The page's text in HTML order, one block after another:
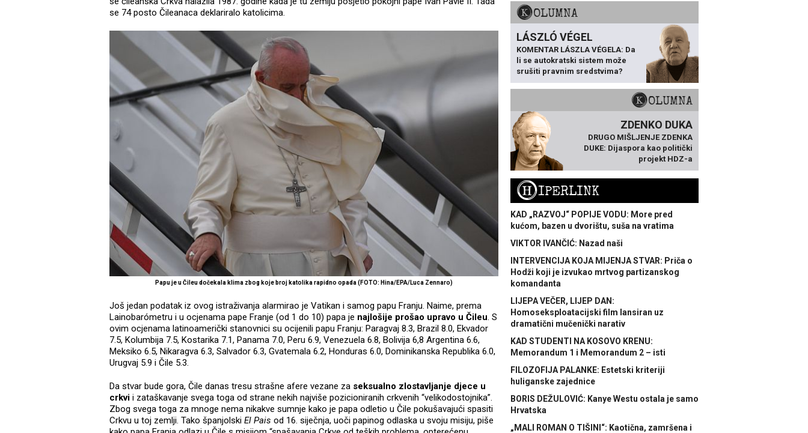
se 74 posto Čileanaca deklariralo katolicima.
Papu je u Čileu dočekala klima zbog koje broj katolika rapidno opada (FOTO: Hina/EPA/Luca Zennaro)
Još jedan podatak iz ovog istraživanja alarmirao je Vatikan i samog papu Franju. Naime, prema
Lainobarómetru i u ocjenama pape Franje (od 1 do 10) papa je najlošije prošao upravo u Čileu. S
ovim ocjenama latinoamerički stanovnici su ocijenili papu Franju: Paragvaj 8.3, Brazil 8.0, Ekvador
7.5, Kolumbija 7.5, Kostarika 7.1, Panama 7.0, Peru 6.9, Venezuela 6.8, Bolivija 6,8 Argentina 6.6,
Meksiko 6.5, Nikaragva 6.3, Salvador 6.3, Gvatemala 6.2, Honduras 6.0, Dominikanska Republika 6.0,
Urugvaj 5.9 i Čile 5.3.
Da stvar bude gora, Čile danas tresu strašne afere vezane za seksualno zlostavljanje djece u
crkvi i zataškavanje svega toga od strane nekih najviše pozicioniranih crkvenih “velikodostojnika”.
Zbog svega toga za mnoge nema nikakve sumnje kako je papa odletio u Čile pokušavajući spasiti
Crkvu u toj zemlji. Tako španjolski El Pais od 16. siječnja, uoči papinog odlaska u svoju misiju, piše
KOLUMNA
LÁSZLÓ VÉGEL
KOMENTAR LÁSZLA VÉGELA: Da
li se autokratski sistem može
srušiti pravnim sredstvima?
KOLUMNA
ZDENKO DUKA
DRUGO MIŠLJENJE ZDENKA
DUKE: Dijaspora kao politički
projekt HDZ-a
HIPERLINK
KAD „RAZVOJ“ POPIJE VODU: More pred
kućom, bazen u dvorištu, suša na vratima
VIKTOR IVANČIĆ: Nazad naši
INTERVENCIJA KOJA MIJENJA STVAR: Priča o
Hodži koji je izvukao mrtvog partizanskog
komandanta
LIJEPA VEČER, LIJEP DAN:
Homoseksploatacijski film lansiran uz
dramatični mučenički narativ
KAD STUDENTI NA KOSOVO KRENU:
Memorandum 1 i Memorandum 2 – isti
FILOZOFIJA PALANKE: Estetski kriteriji
huliganske zajednice
BORIS DEŽULOVIĆ: Kanye Westu ostala je samo
Hrvatska
„MALI ROMAN O TIŠINI“: Kaotična, zamršena i